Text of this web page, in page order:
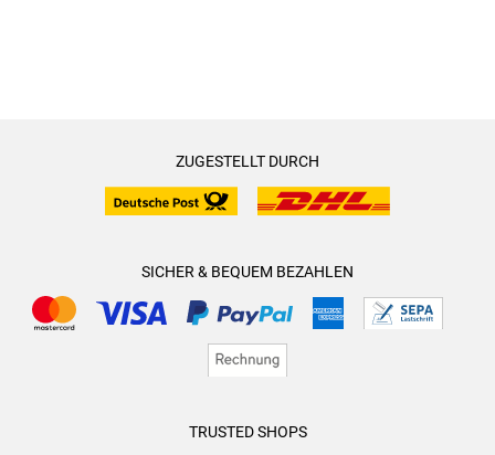
ZUGESTELLT DURCH
SICHER & BEQUEM BEZAHLEN
TRUSTED SHOPS